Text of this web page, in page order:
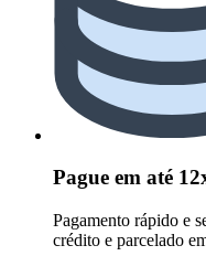
Pague em até
Pagamento rápido e
crédito e parcelado